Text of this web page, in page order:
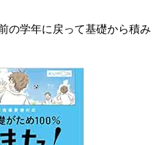
の学年に戻って基礎から積み